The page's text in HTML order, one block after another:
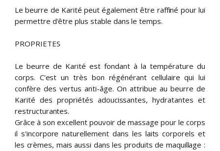
Le beurre de Karité peut également être raffiné pour lui
permettre d'être plus stable dans le temps.
PROPRIETES
Le beurre de Karité est fondant à la température du
corps. C'est un très bon régénérant cellulaire qui lui
confère des vertus anti-âge. On attribue au beurre de
Karité des propriétés adoucissantes, hydratantes et
restructurantes.
Grâce à son excellent pouvoir de massage pour le corps
il s'incorpore naturellement dans les laits corporels et
les crèmes, mais aussi dans les produits de maquillage :